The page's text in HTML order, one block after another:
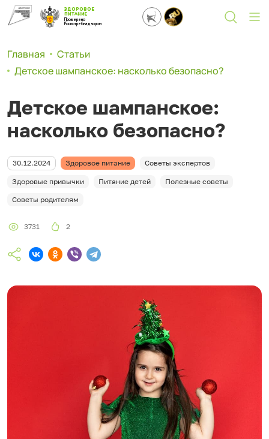
ЗДОРОВОЕ
ПИТАНИЕ
Проверено
Роспотребнадзором
Главная
Статьи
Детское шампанское: насколько безопасно?
Детское шампанское:
насколько безопасно?
30.12.2024 Здоровое питание Советы экспертов
Здоровые привычки Питание детей
Полезные советы
Советы родителям
3731 2